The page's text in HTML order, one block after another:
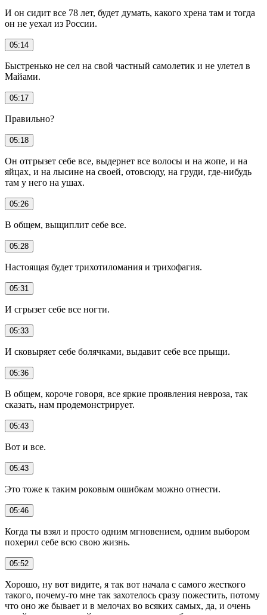
И он сидит все 78 лет, будет думать, какого хрена там и тогда
он не уехал из России.
05:14
Быстренько не сел на свой частный самолетик и не улетел в
Майами.
05:17
Правильно?
05:18
Он отгрызет себе все, выдернет все волосы и на жопе, и на
яйцах, и на лысине на своей, отовсюду, на груди, где-нибудь
там у него на ушах.
05:26
В общем, выщиплит себе все.
05:28
Настоящая будет трихотиломания и трихофагия.
05:31
И сгрызет себе все ногти.
05:33
И сковыряет себе болячками, выдавит себе все прыщи.
05:36
В общем, короче говоря, все яркие проявления невроза, так
сказать, нам продемонстрирует.
05:43
Вот и все.
05:43
Это тоже к таким роковым ошибкам можно отнести.
05:46
Когда ты взял и просто одним мгновением, одним выбором
похерил себе всю свою жизнь.
05:52
Хорошо, ну вот видите, я так вот начала с самого жесткого
такого, почему-то мне так захотелось сразу пожестить, потому
что оно же бывает и в мелочах во всяких самых, да, и очень